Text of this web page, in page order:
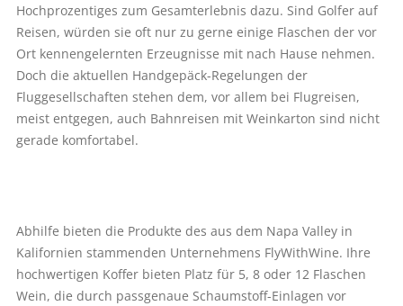
Hochprozentiges zum Gesamterlebnis dazu. Sind Golfer auf
Reisen, würden sie oft nur zu gerne einige Flaschen der vor
Ort kennengelernten Erzeugnisse mit nach Hause nehmen.
Doch die aktuellen Handgepäck-Regelungen der
Fluggesellschaften stehen dem, vor allem bei Flugreisen,
meist entgegen, auch Bahnreisen mit Weinkarton sind nicht
gerade komfortabel.
Abhilfe bieten die Produkte des aus dem Napa Valley in
Kalifornien stammenden Unternehmens FlyWithWine. Ihre
hochwertigen Koffer bieten Platz für 5, 8 oder 12 Flaschen
Wein, die durch passgenaue Schaumstoff-Einlagen vor